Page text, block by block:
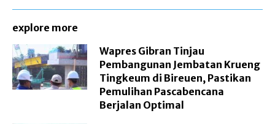
explore more
Wapres Gibran Tinjau
Pembangunan Jembatan Krueng
Tingkeum di Bireuen, Pastikan
Pemulihan Pascabencana
Berjalan Optimal